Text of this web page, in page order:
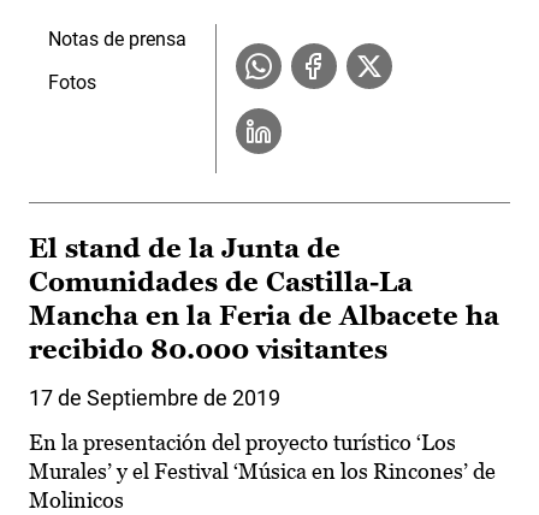
Notas de prensa
Fotos
El stand de la Junta de
Comunidades de Castilla-La
Mancha en la Feria de Albacete ha
recibido 80.000 visitantes
17 de Septiembre de 2019
En la presentación del proyecto turístico ‘Los
Murales’ y el Festival ‘Música en los Rincones’ de
Molinicos